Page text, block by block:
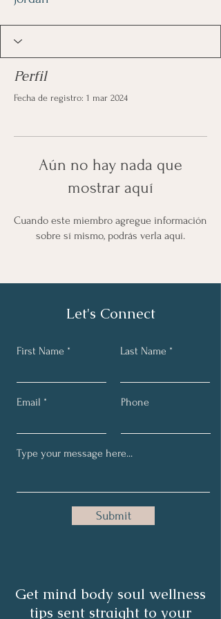
Perfil
Fecha de registro: 1 mar 2024
Aún no hay nada que
mostrar aquí
Cuando este miembro agregue información
sobre sí mismo, podrás verla aquí.
Let's Connect
First Name Last Name
Email Phone
Submit
Get mind body soul wellness
tips sent straight to your